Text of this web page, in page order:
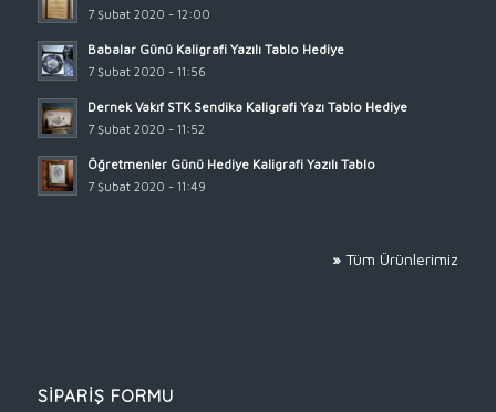
7 Şubat 2020 - 12:00
Babalar Günü Kaligrafi Yazılı Tablo Hediye
7 Şubat 2020 - 11:56
Dernek Vakıf STK Sendika Kaligrafi Yazı Tablo Hediye
7 Şubat 2020 - 11:52
Öğretmenler Günü Hediye Kaligrafi Yazılı Tablo
7 Şubat 2020 - 11:49
» Tüm Ürünlerimiz
SİPARİŞ FORMU